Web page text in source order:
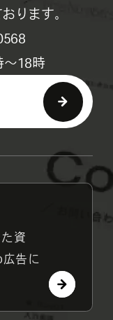
ります。
～18時
資
告に